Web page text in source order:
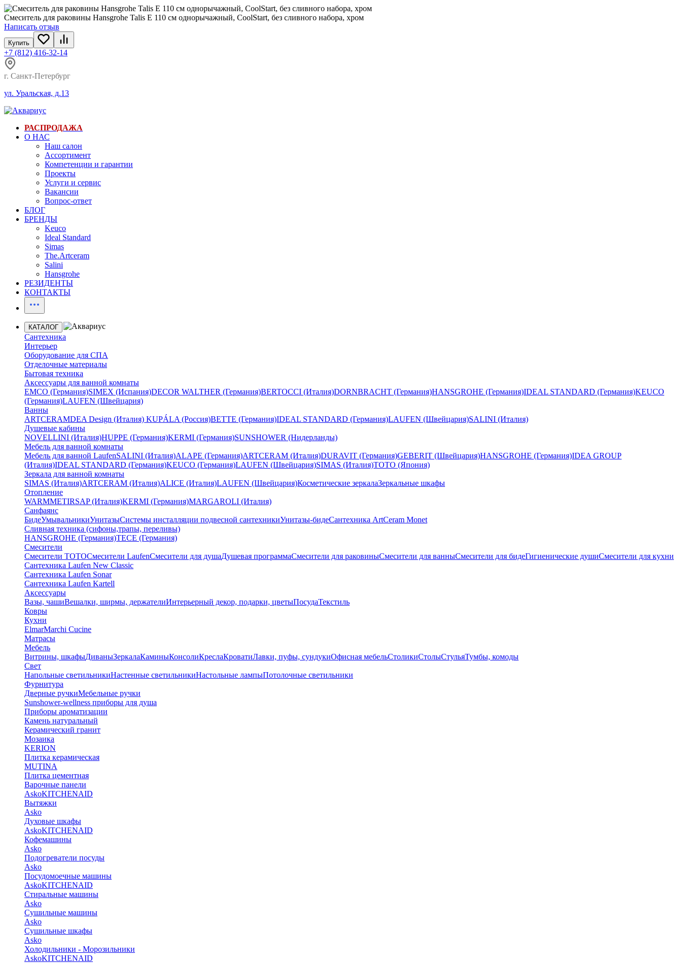
Смеситель для раковины Hansgrohe Talis E 110 см однорычажный, CoolStart, без сливного набора, хром
Написать отзыв
Купить
+7 (812) 416-32-14
г. Санкт-Петербург
ул. Уральская, д.13
РАСПРОДАЖА
О НАС
Наш салон
Ассортимент
Компетенции и гарантии
Проекты
Услуги и сервис
Вакансии
Вопрос-ответ
БЛОГ
БРЕНДЫ
Keuco
Ideal Standard
Simas
The.Artceram
Salini
Hansgrohe
РЕЗИДЕНТЫ
КОНТАКТЫ
КАТАЛОГ
Сантехника
Интерьер
Оборудование для СПА
Отделочные материалы
Бытовая техника
Аксессуары для ванной комнаты
EMCO (Германия)SIMEX (Испания)DECOR WALTHER (Германия)BERTOCCI (Италия)DORNBRACHT (Германия)HANSGROHE (Германия)IDEAL STANDARD (Германия)KEUCO
(Германия)LAUFEN (Швейцария)
Ванны
ARTCERAMDEA Design (Италия) KUPÁLA (Россия)BETTE (Германия)IDEAL STANDARD (Германия)LAUFEN (Швейцария)SALINI (Италия)
Душевые кабины
NOVELLINI (Италия)HUPPE (Германия)KERMI (Германия)SUNSHOWER (Нидерланды)
Мебель для ванной комнаты
Мебель для ванной LaufenSALINI (Италия)ALAPE (Германия)ARTCERAM (Италия)DURAVIT (Германия)GEBERIT (Швейцария)HANSGROHE (Германия)IDEA GROUP
(Италия)IDEAL STANDARD (Германия)KEUCO (Германия)LAUFEN (Швейцария)SIMAS (Италия)TOTO (Япония)
Зеркала для ванной комнаты
SIMAS (Италия)ARTCERAM (Италия)ALICE (Италия)LAUFEN (Швейцария)Косметические зеркалаЗеркальные шкафы
Отопление
WARMMETIRSAP (Италия)KERMI (Германия)MARGAROLI (Италия)
Санфаянс
БидеУмывальникиУнитазыСистемы инсталляции подвесной сантехникиУнитазы-бидеСантехника ArtCeram Monet
Сливная техника (сифоны,трапы, переливы)
HANSGROHE (Германия)TECE (Германия)
Смесители
Смесители TOTOСмесители LaufenСмесители для душаДушевая программаСмесители для раковиныСмесители для ванныСмесители для бидеГигиенические душиСмесители для кухни
Сантехника Laufen New Classic
Сантехника Laufen Sonar
Сантехника Laufen Kartell
Аксессуары
Вазы, чашиВешалки, ширмы, держателиИнтерьерный декор, подарки, цветыПосудаТекстиль
Ковры
Кухни
ElmarMarchi Cucine
Матрасы
Мебель
Витрины, шкафыДиваныЗеркалаКаминыКонсолиКреслаКроватиЛавки, пуфы, сундукиОфисная мебельСтоликиСтолыСтульяТумбы, комоды
Свет
Напольные светильникиНастенные светильникиНастольные лампыПотолочные светильники
Фурнитура
Дверные ручкиМебельные ручки
Sunshower-wellness приборы для душа
Приборы ароматизации
Камень натуральный
Керамический гранит
Мозаика
KERION
Плитка керамическая
MUTINA
Плитка цементная
Варочные панели
AskoKITCHENAID
Вытяжки
Asko
Духовые шкафы
AskoKITCHENAID
Кофемашины
Asko
Подогреватели посуды
Asko
Посудомоечные машины
AskoKITCHENAID
Стиральные машины
Asko
Сушильные машины
Asko
Сушильные шкафы
Asko
Холодильники - Морозильники
AskoKITCHENAID